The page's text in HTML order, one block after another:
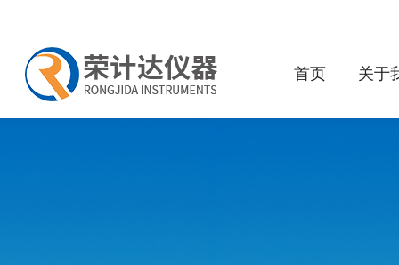
首页 关于